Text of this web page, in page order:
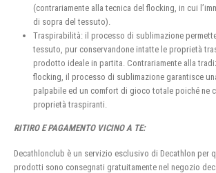
(contrariamente alla tecnica del flocking, in cui
di sopra del tessuto).
Traspirabilità: il processo di sublimazione
tessuto, pur conservandone intatte le proprietà
prodotto ideale in partita. Contrariamente alla
flocking, il processo di sublimazione garantisce
palpabile ed un comfort di gioco totale poiché ne
proprietà traspiranti.
RITIRO E PAGAMENTO VICINO A TE:
Decathlonclub è un servizio esclusivo di Decathlon per
prodotti sono consegnati gratuitamente nel negozio